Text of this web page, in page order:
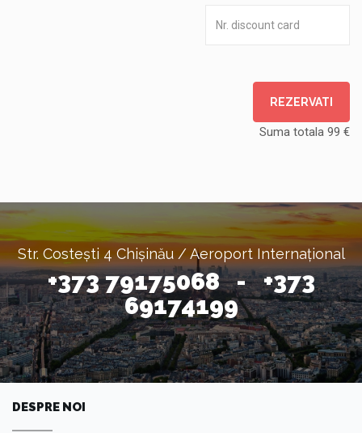
REZERVATI
Suma totala 99 €
Str. Costești 4 Chișinău / Aeroport Internațional
+373 79175068 - +373
69174199
DESPRE NOI